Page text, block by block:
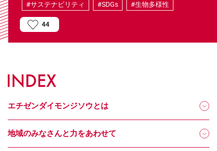
#サステナビリティ #SDGs #生物多様性
44
エチゼンダイモンジソウとは
地域のみなさんと力をあわせて